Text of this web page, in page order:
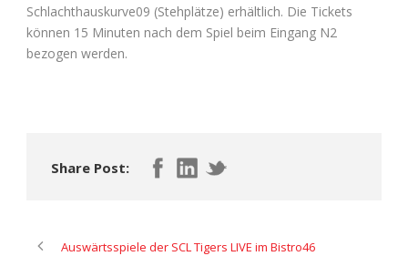
Schlachthauskurve09 (Stehplätze) erhältlich. Die Tickets
können 15 Minuten nach dem Spiel beim Eingang N2
bezogen werden.
Share Post:
Auswärtsspiele der SCL Tigers LIVE im Bistro46